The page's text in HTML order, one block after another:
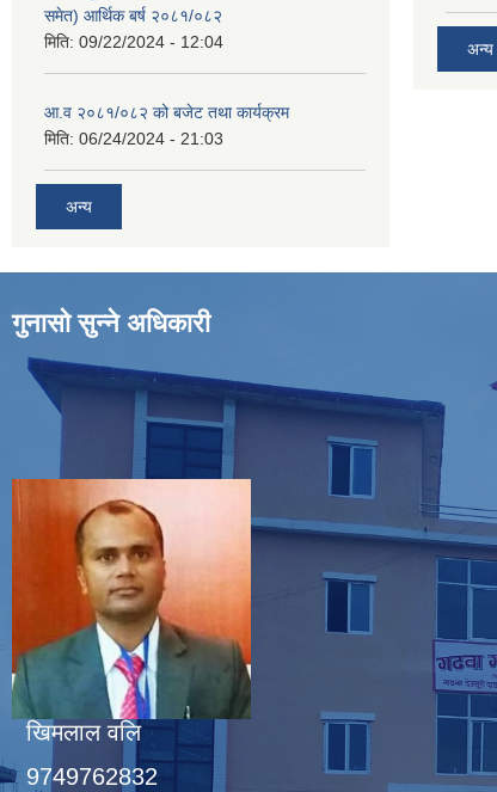
समेत) आर्थिक बर्ष २०८१/०८२
मिति: 09/22/2024 - 12:04
आ.व २०८१/०८२ को बजेट तथा कार्यक्रम
मिति: 06/24/2024 - 21:03
अन्य
अन्य
गुनासो सुन्ने अधिकारी
खिमलाल वलि
9749762832